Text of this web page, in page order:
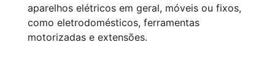
aparelhos elétricos em geral, móveis ou fixos,
como eletrodomésticos, ferramentas
motorizadas e extensões.